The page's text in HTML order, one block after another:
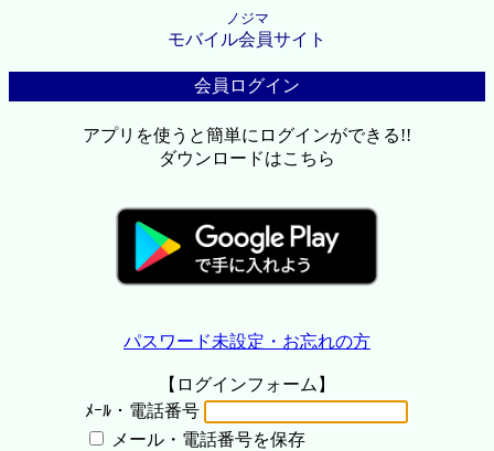
ノジマ
モバイル会員サイト
会員ログイン
アプリを使うと簡単にログインができる!!
ダウンロードはこちら
パスワード未設定・お忘れの方
【ログインフォーム】
ﾒｰﾙ・電話番号
メール・電話番号を保存